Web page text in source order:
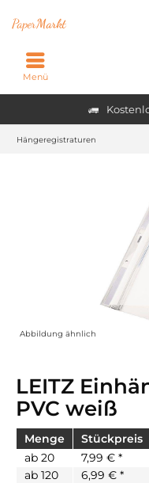
PaperMarkt
Menü
Hängeregistraturen
Abbildung ähnlich
LEITZ
PVC weiß
Menge
Stückpreis
ab 20
7,99 € *
ab 120 6,99 € *